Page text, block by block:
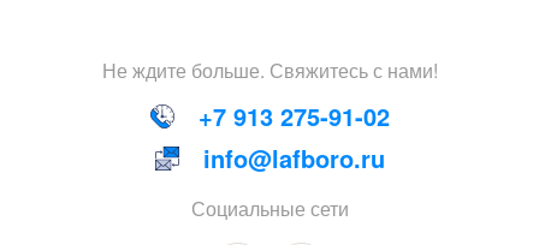
Не ждите больше. Свяжитесьс нами!
+7 913 275-91-02
info@lafboro.ru
Социальные сети